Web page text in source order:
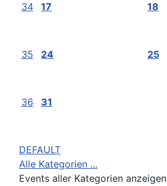
34 17 18
35 24 25
36
31
DEFAULT
Alle Kategorien ...
Events aller Kategorien anzeigen